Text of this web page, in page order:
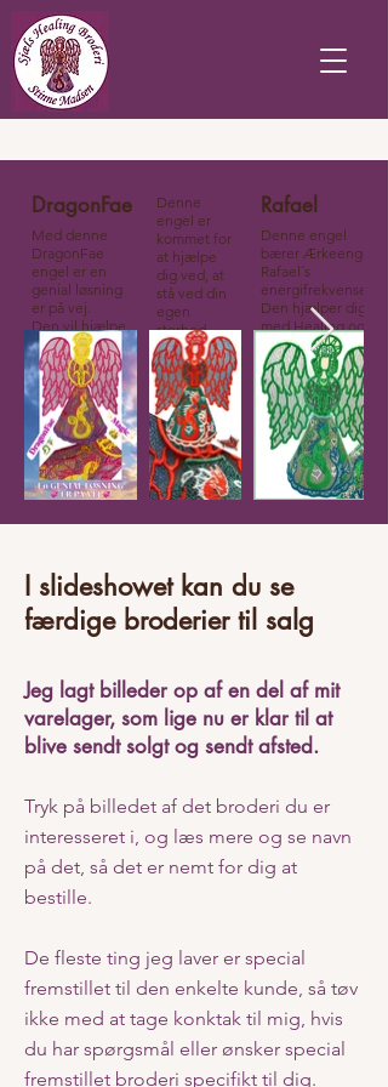
DragonFae
Med denne
DragonFae
engel er en
genial løsning
er på vej.
Den vil hjælpe
ejeren til at
forbliv tro
imod sig selv.
Tilsyneladende
udfordringer
vil blive løst
ved genialitet.
Hun vil hjælpe
dig, til nye
tingene på.
ryggen har
hun din ryg.
Hver eneste
Spørg for pris.
evt. afdrags
ordning aftales
individuelt.
Denne
engel er
kommet for
at hjælpe
dig ved, at
stå ved din
egen
storhed.
Lad DIT LYS
SKINNE DU
MÅ GODT
Egern
energi,
ivrighed,
glæde og
hurtighed.
Hara, hjerte
chakra,
elementet.
Indre barn,
humor,
tiltrækning,
rigdom,
legelyst,
kreativitet
og sjov
hjælpe dig
skønheden
dig.
dig.
At mærke
KÆRLIGHEDEN
krop og
overalt
omkring
dig.
Rafael
Denne engel
bærer Ærkeenglen
Rafael´s
energifrekvenser.
Den hjælper dig
med Healing og
Transformation.
spørg for pris
evt. afdrags
ordning aftales
individuelt.
I slideshowet kan du se
færdige broderier til salg
Jeg lagt billeder op af en del af mit
varelager, som lige nu er klar til at
blive sendt solgt og sendt afsted.
Tryk på billedet af det broderi du er
interesseret i, og læs mere og se navn
på det, så det er nemt for dig at
bestille.
De fleste ting jeg laver er special
fremstillet til den enkelte kunde, så tøv
ikke med at tage konktak til mig, hvis
du har spørgsmål eller ønsker special
fremstillet broderi specifikt til dig.